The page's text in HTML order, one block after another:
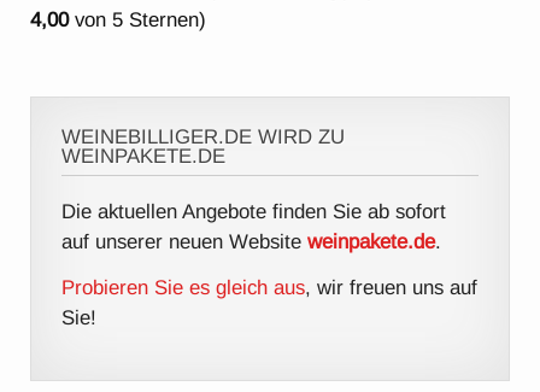
4,00von 5 Sternen)
WEINEBILLIGER.DE WIRD ZU
WEINPAKETE.DE
Die aktuellen Angebote finden Sie ab sofort
auf unserer neuen Websiteweinpakete.de.
Probieren Sie es gleich aus, wir freuen uns auf
Sie!